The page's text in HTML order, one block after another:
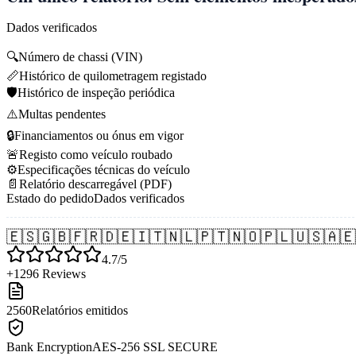
Dados verificados
🔍Número de chassi (VIN)
📏Histórico de quilometragem registado
🛡️Histórico de inspeção periódica
⚠️Multas pendentes
🔒Financiamentos ou ónus em vigor
🚨Registo como veículo roubado
⚙️Especificações técnicas do veículo
📄 Relatório descarregável (PDF)
Estado do pedidoDados verificados
🇪🇸🇬🇧🇫🇷🇩🇪🇮🇹🇳🇱🇵🇹🇳🇴🇵🇱🇺🇸🇦🇪
4.7/5
+1296 Reviews
2560Relatórios emitidos
Bank EncryptionAES-256 SSL SECURE